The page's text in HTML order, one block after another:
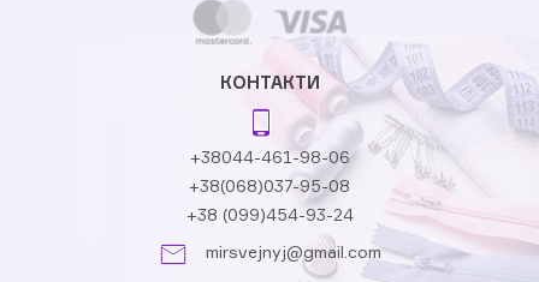
КОНТАКТИ
+38044-461-98-06
+38(068)037-95-08
+38 (099)454-93-24
mirsvejnyj@gmail.com